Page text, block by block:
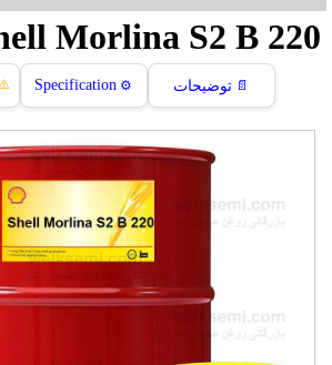
Morlina S2 B 220
📄 توضیحات ⚙️
Specification
⚠️